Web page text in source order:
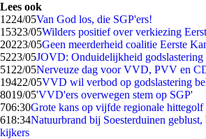
Lees ook
1224/05Van God los, die SGP'ers!
15323/05Wilders positief over verkiezing
20223/05Geen meerderheid coalitie Eerste
5223/05JOVD: Onduidelijkheid
51 22/05Nerveuze dag voor VVD, PVV en
19422/05VVD wil verbod op godslastering
8019/05'VVD'ers overwegen stem op SGP'
706:30Grote kans op vijfde regionale hittegolf
618:34Natuurbrand bij Soesterduinen
kijkers